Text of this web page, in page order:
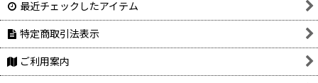
最近チェックしたアイテム
特定商取引法表示
ご利用案内